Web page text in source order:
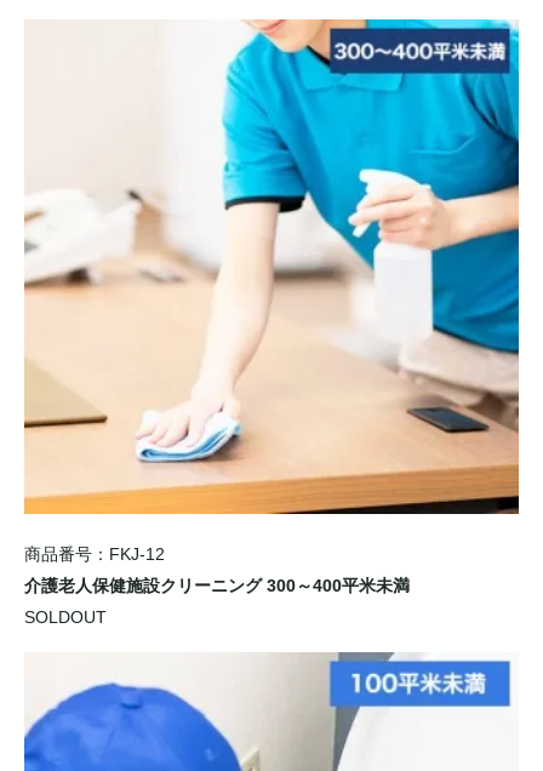
商品番号：FKJ-12
介護老人保健施設クリーニング 300～400平米未満
SOLDOUT